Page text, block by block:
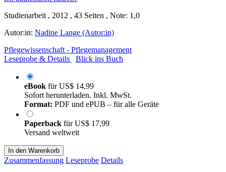
Studienarbeit , 2012 , 43 Seiten , Note: 1,0
Autor:in: Nadine Lange (Autor:in)
Pflegewissenschaft - Pflegemanagement
Leseprobe & Details
Blick ins Buch
eBook fürUS$ 14,99
Sofort herunterladen. Inkl. MwSt.
Format: PDF und ePUB – für alle Geräte
Paperback fürUS$ 17,99
Versand weltweit
In den Warenkorb
Zusammenfassung Leseprobe Details